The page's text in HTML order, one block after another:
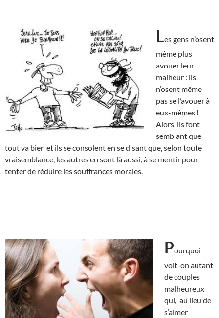
Les gens n’osent
même plus
avouer leur
malheur : ils
n’osent même
pas se l’avouer à
eux-mêmes !
Alors, ils font
semblant que
tout va bien et ils se consolent en se disant que, selon toute
vraisemblance, les autres en sont là aussi, à se mentir pour
tenter de réduire les souffrances morales.
Pourquoi
voit-on autant
de couples
malheureux
qui, au lieu de
s’aimer